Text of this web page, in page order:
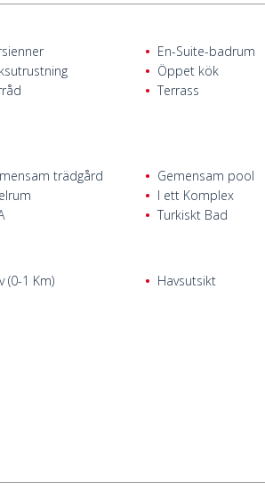
En-Suite-badrum
Öppet kök
Terrass
trädgård
Gemensam pool
I ett Komplex
Turkiskt Bad
(0-1 Km) Havsutsikt